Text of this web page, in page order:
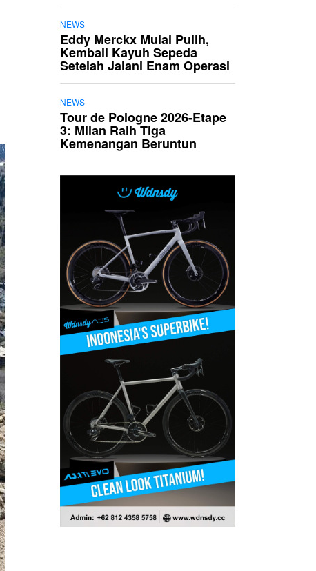
NEWS
Eddy Merckx Mulai Pulih,
Kembali Kayuh Sepeda
Setelah Jalani Enam Operasi
NEWS
Tour de Pologne 2026-Etape
3: Milan Raih Tiga
Kemenangan Beruntun